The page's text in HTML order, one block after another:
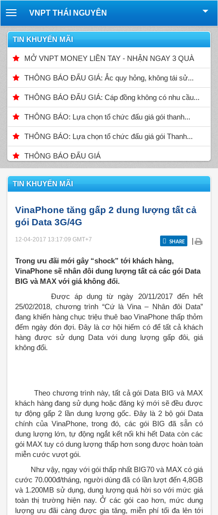
Toggle
navigation
VNPT THÁI NGUYÊN
TIN KHUYẾN MÃI
MỞ VNPT MONEY LIỀN TAY - NHẬN NGAY 3 QUÀ
THÔNG BÁO ĐẤU GIÁ: Ắc quy hỏng, không tái sử...
THÔNG BÁO ĐẤU GIÁ: Cáp đồng không có nhu cầu...
THÔNG BÁO: Lựa chọn tổ chức đấu giá gói thanh...
THÔNG BÁO: Lựa chọn tổ chức đấu giá gói Thanh...
THÔNG BÁO ĐẤU GIÁ
TIN KHUYẾN MÃI
VinaPhone tăng gấp 2 dung lượng tất cả
gói Data 3G/4G
12-04-2017 13:17:09 GMT+7 SHARE |
Trong ưu đãi mới gây “shock” tới khách hàng,
VinaPhone sẽ nhân đôi dung lượng tất cả các gói Data
BIG và MAX với giá không đổi.
Được áp dụng từ ngày 20/11/2017 đến hết
25/02/2018, chương trình “Cứ là Vina – Nhân đôi Data”
đang khiến hàng chục triệu thuê bao VinaPhone thấp thỏm
đếm ngày đón đợi. Đây là cơ hội hiếm có để tất cả khách
hàng được sử dụng Data với dung lượng gấp đôi, giá
không đổi.
Theo chương trình này, tất cả gói Data BIG và MAX
khách hàng đang sử dụng hoặc đăng ký mới sẽ đều được
tự động gấp 2 lần dung lượng gốc. Đây là 2 bộ gói Data
chính của VinaPhone, trong đó, các gói BIG đã sẵn có
dung lượng lớn, tự động ngắt kết nối khi hết Data còn các
gói MAX tuy có dung lượng thấp hơn song được hoàn toàn
miễn cước vượt gói.
Như vậy, ngay với gói thấp nhất BIG70 và MAX có giá
cước 70.000đ/tháng, người dùng đã có lần lượt đến 4,8GB
và 1.200MB sử dụng, dung lượng quá hời so với mức giá
toàn thị trường hiện nay. Ở các gói cao hơn, mức dung
lượng ưu đãi càng được gia tăng, miễn phí tối đa lên tới